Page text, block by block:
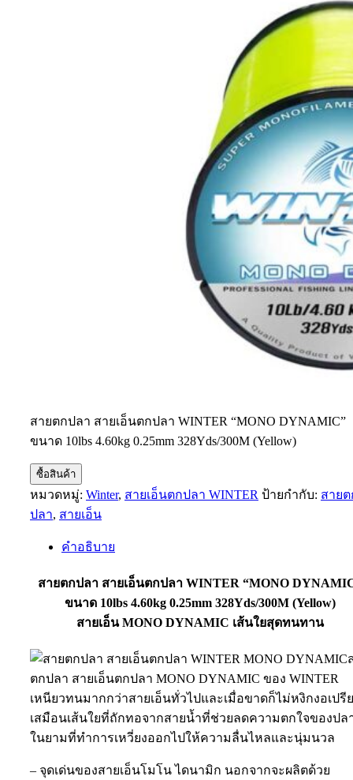
สายตกปลา สายเอ็นตกปลา WINTER “MONO DYNAMIC”
ขนาด 10lbs 4.60kg 0.25mm 328Yds/300M (Yellow)
ซื้อสินค้า
หมวดหมู่: Winter, สายเอ็นตกปลา WINTER ป้ายกำกับ: สาย
ปลา, สายเอ็น
คำอธิบาย
สายตกปลา สายเอ็นตกปลา WINTER “MONO
ขนาด 10lbs 4.60kg 0.25mm 328Yds/300M (Yellow)
สายเอ็น MONO DYNAMIC เส้นใยสุดทนทาน
ตกปลา สายเอ็นตกปลา MONO DYNAMIC ของ WINTER
เหนียวทนมากกว่าสายเอ็นทั่วไปและเมื่อขาดก็ไม่หงิกงอเปรี
เสมือนเส้นใยที่ถักทอจากสายน้ำที่ช่วยลดความตกใจของปล
ในยามที่ทำการเหวี่ยงออกไปให้ความลื่นไหลและนุ่มนวล
– จุดเด่นของสายเอ็นโมโน ไดนามิก นอกจากจะผลิตด้วย